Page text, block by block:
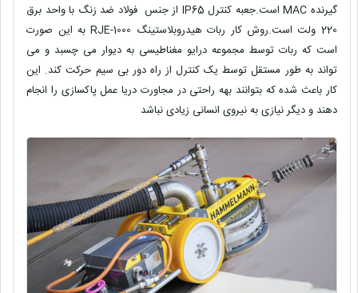
گیرنده MAC است.جعبه کنترل IP65 از جنس فولاد ضد زنگ با واحد برق
220 ولت است.روش کار ربات هیدروبلاستینگ RJE-1000 به این صورت
است که ربات توسط مجموعه درایو مغناطیسی به دیوار می چسبد و می
تواند به طور مستقل توسط یک کنترل از راه دور بی سیم حرکت کند. این
کار باعث شده که بتوانند بهه راحتی در مجاورت دریا عمل پاکسازی را انجام
دهند و دیگر نیازی به نیروی انسانی زیادی نباشد